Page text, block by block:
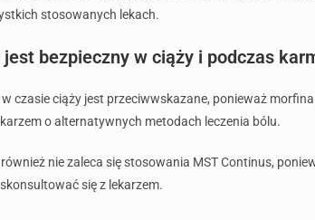
stosowanych lekach.
jest bezpieczny w ciąży i podczas
czasie ciąży jest przeciwwskazane, ponieważ
o alternatywnych metodach leczenia bólu.
nie zaleca się stosowania MST Continus,
się z lekarzem.